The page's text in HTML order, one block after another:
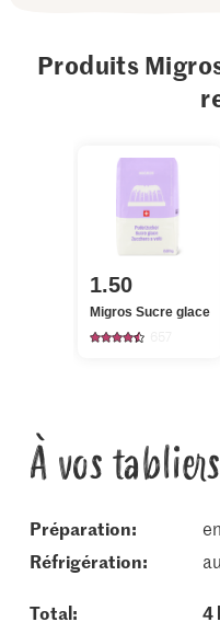
Produits
1.50
Migros Sucre glace
À vos
Préparation:
réfrigération:
Total: 4